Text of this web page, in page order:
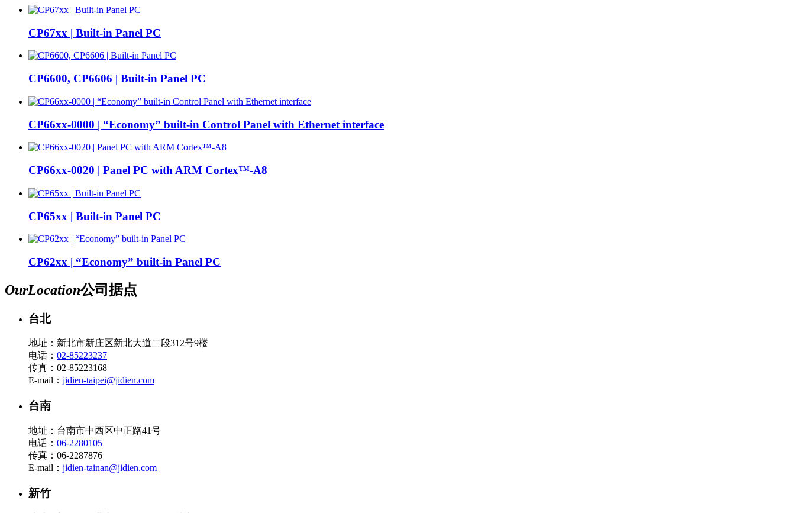
CP67xx | Built-in Panel PC
CP6600, CP6606 | Built-in Panel PC
CP66xx-0000 | “Economy” built-in Control Panel with Ethernet interface
CP66xx-0020 | Panel PC with ARM Cortex™-A8
CP65xx | Built-in Panel PC
CP62xx | “Economy” built-in Panel PC
OurLocation公司据点
台北
地址：新北市新庄区新北大道二段312号9楼
电话： 02-85223237
传真：02-85223168
E-mail： jidien-taipei@jidien.com
台南
地址：台南市中西区中正路41号
电话： 06-2280105
传真：06-2287876
E-mail： jidien-tainan@jidien.com
新竹